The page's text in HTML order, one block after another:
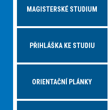
MAGISTERSKÉ STUDIUM
PŘIHLÁŠKA KE STUDIU
ORIENTAČNÍ PLÁNKY